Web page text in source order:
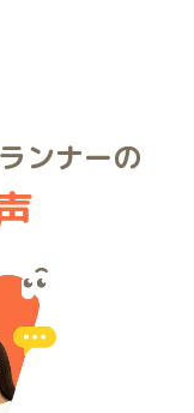
ンナーの